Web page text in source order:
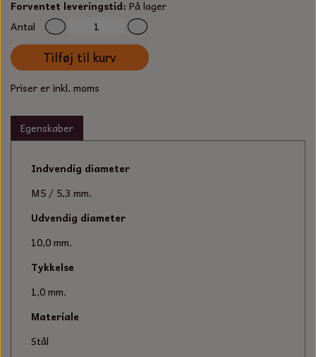
SORTIMENT
FORANKRING
TECUMSEH
OLIE TIL SMÅMOTORER & HAVEMASKINER
SPÆNDEBÅND
BENSINSLANGE OG FILTRE
UNIVERSAL KABLER OG TILBEHØR
SMERGELLÆRRED
KLINGSPOR
BATTERILADEAPPARAT
KNIVE OG TILBEHØR
VÆRKTØJSSÆT
Forventet leveringstid: På lager
Antal
Tilføj til kurv
Priser er inkl. moms
Egenskaber
Indvendig diameter
M5 / 5,3 mm.
Udvendig diameter
10,0 mm.
Tykkelse
1,0 mm.
Materiale
Stål